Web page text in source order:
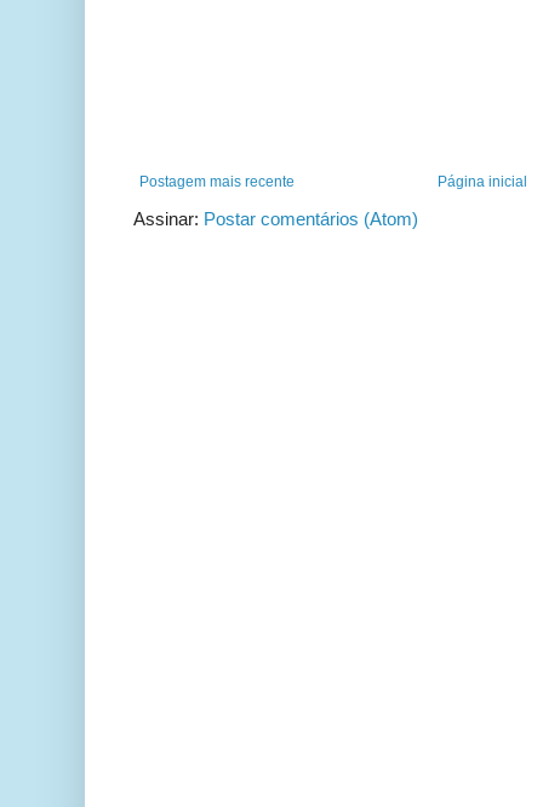
Postagem mais recente Página inicial
Assinar: Postar comentários (Atom)